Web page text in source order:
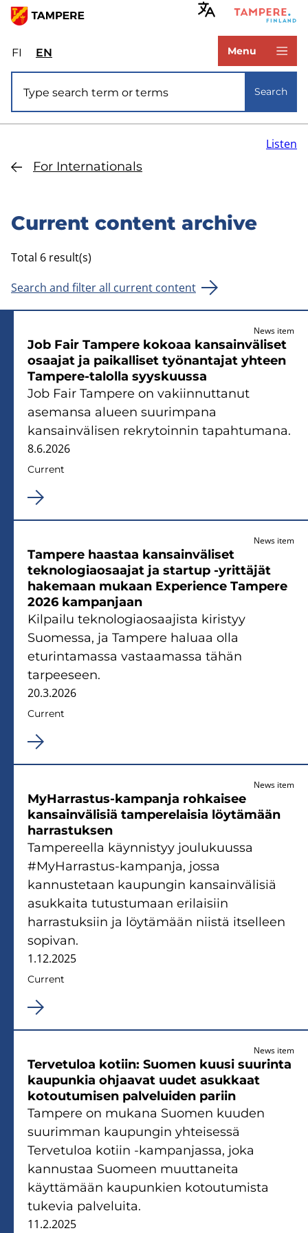
Skip
main
content
FIValitse
sivuston
kieli:
suomi
ENSelect
site
language:
Menu
Search
For Internationals
Listen
Current content archive
Total 6 result(s)
Search and filter all current content
News item
Job Fair Tampere kokoaa kansainväliset
osaajat ja paikalliset työnantajat yhteen
Tampere-talolla syyskuussa
Job Fair Tampere on vakiinnuttanut
asemansa alueen suurimpana
kansainvälisen rekrytoinnin tapahtumana.
8.6.2026
Current
News item
Tampere haastaa kansainväliset
teknologiaosaajat ja startup -yrittäjät
hakemaan mukaan Experience Tampere
2026 kampanjaan
Kilpailu teknologiaosaajista kiristyy
Suomessa, ja Tampere haluaa olla
eturintamassa vastaamassa tähän
tarpeeseen.
20.3.2026
Current
News item
MyHarrastus-kampanja rohkaisee
kansainvälisiä tamperelaisia löytämään
harrastuksen
Tampereella käynnistyy joulukuussa
#MyHarrastus-kampanja, jossa
kannustetaan kaupungin kansainvälisiä
asukkaita tutustumaan erilaisiin
harrastuksiin ja löytämään niistä itselleen
sopivan.
1.12.2025
Current
News item
Tervetuloa kotiin: Suomen kuusi suurinta
kaupunkia ohjaavat uudet asukkaat
kotoutumisen palveluiden pariin
Tampere on mukana Suomen kuuden
suurimman kaupungin yhteisessä
Tervetuloa kotiin -kampanjassa, joka
kannustaa Suomeen muuttaneita
käyttämään kaupunkien kotoutumista
tukevia palveluita.
11.2.2025